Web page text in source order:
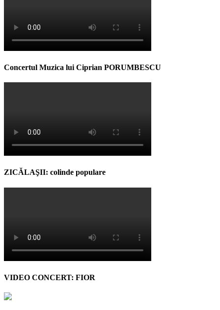
Concertul Muzica lui Ciprian PORUMBESCU
ZICĂLAŞII: colinde populare
VIDEO CONCERT: FIOR